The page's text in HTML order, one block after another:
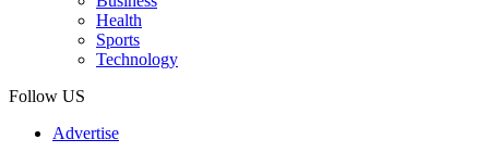
Health
Sports
Technology
Follow US
Advertise